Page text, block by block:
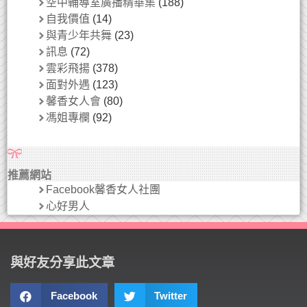
自我價值 (14)
與青少年共舞 (23)
訊息 (72)
雲彩飛揚 (378)
面對外遇 (123)
馨香女人會 (80)
馮姐專欄 (92)
推薦網站
Facebook馨香女人社團
心好男人
與好友分享此文章
Facebook Twitter